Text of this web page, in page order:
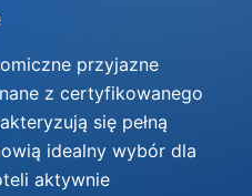
przyjazne
z certyfikowanego
się pełną
idealny wybór dla
aktywnie